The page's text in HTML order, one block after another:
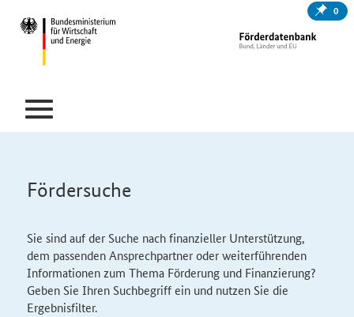
0
Fördersuche
Sie sind auf der Suche nach finanzieller Unterstützung,
dem passenden Ansprechpartner oder weiterführenden
Informationen zum Thema Förderung und Finanzierung?
Geben Sie Ihren Suchbegriff ein und nutzen Sie die
Ergebnisfilter.